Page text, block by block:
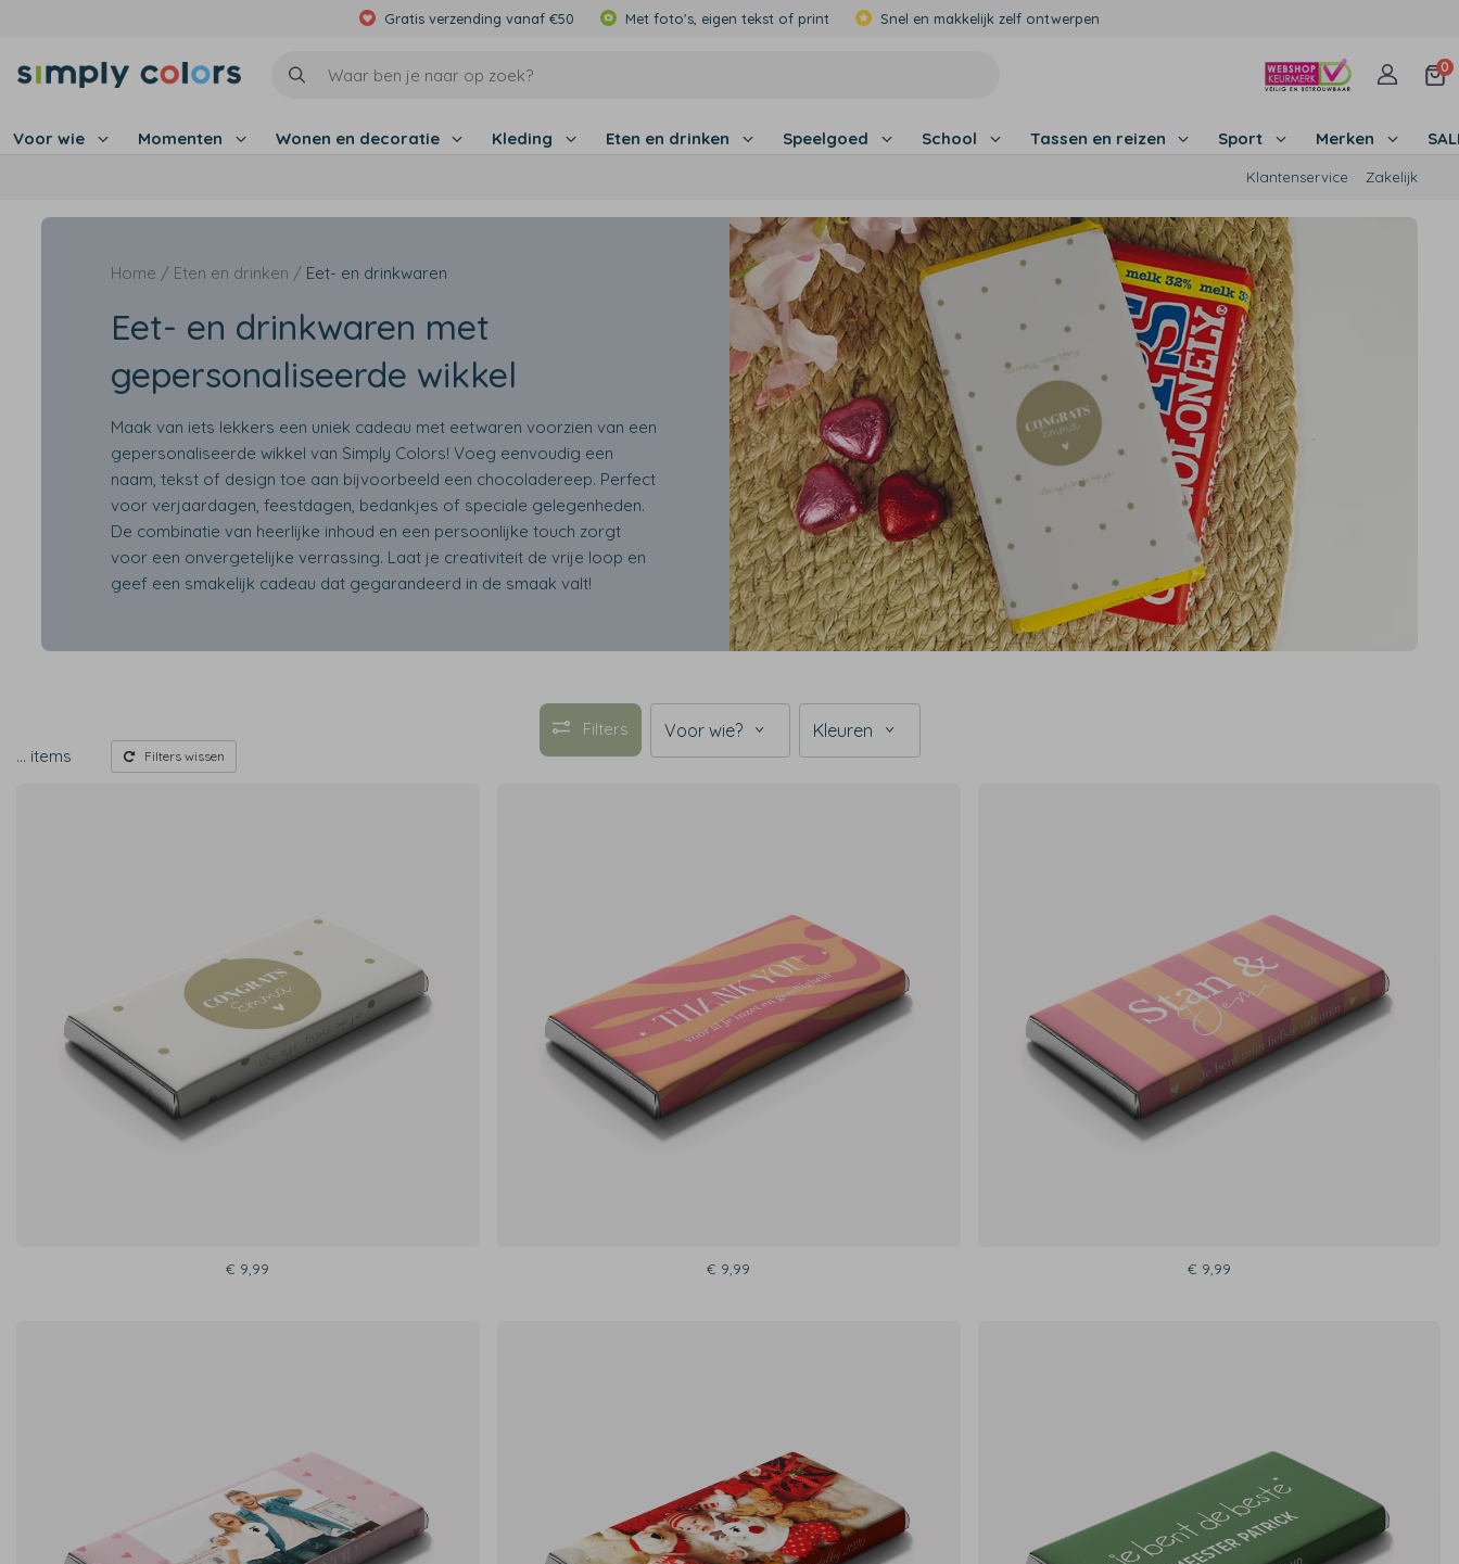
Gratis verzending vanaf €50 Met foto's, eigen tekst of print Snel en makkelijk zelf ontwerpen
0
Voor wie Momenten Wonen en decoratie Kleding Eten en drinken Speelgoed School Tassen en reizen Sport Merken
Klantenservice Zakelijk
Home / Eten en drinken / Eet- en drinkwaren
Eet- en drinkwaren met
gepersonaliseerde wikkel
Maak van iets lekkers een uniek cadeau met eetwaren voorzien van een
gepersonaliseerde wikkel van Simply Colors! Voeg eenvoudig een
naam, tekst of design toe aan bijvoorbeeld een chocoladereep. Perfect
voor verjaardagen, feestdagen, bedankjes of speciale gelegenheden.
De combinatie van heerlijke inhoud en een persoonlijke touch zorgt
voor een onvergetelijke verrassing. Laat je creativiteit de vrije loop en
geef een smakelijk cadeau dat gegarandeerd in de smaak valt!
Filters Voor wie? Kleuren
… items Filters wissen
€ 9,99 € 9,99 € 9,99